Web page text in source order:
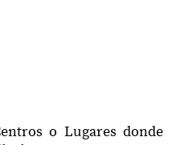
o Lugares donde